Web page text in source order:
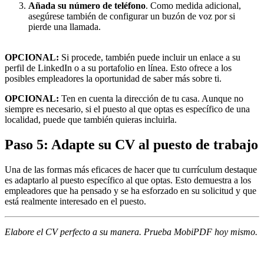
Añada su número de teléfono. Como medida adicional,
asegúrese también de configurar un buzón de voz por si
pierde una llamada.
OPCIONAL: Si procede, también puede incluir un enlace a su
perfil de LinkedIn o a su portafolio en línea. Esto ofrece a los
posibles empleadores la oportunidad de saber más sobre ti.
OPCIONAL: Ten en cuenta la dirección de tu casa. Aunque no
siempre es necesario, si el puesto al que optas es específico de una
localidad, puede que también quieras incluirla.
Paso 5: Adapte su CV al puesto de trabajo
Una de las formas más eficaces de hacer que tu currículum destaque
es adaptarlo al puesto específico al que optas. Esto demuestra a los
empleadores que ha pensado y se ha esforzado en su solicitud y que
está realmente interesado en el puesto.
Elabore el CV perfecto a su manera. Prueba MobiPDF hoy mismo.